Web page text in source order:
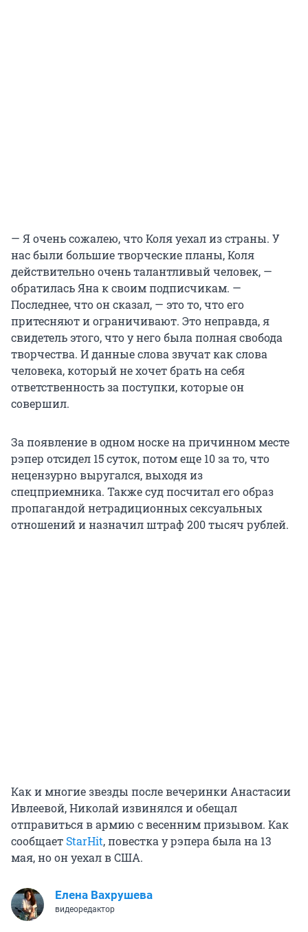
— Я очень сожалею, что Коля уехал из страны. У
нас были большие творческие планы, Коля
действительно очень талантливый человек, —
обратилась Яна к своим подписчикам. —
Последнее, что он сказал, — это то, что его
притесняют и ограничивают. Это неправда, я
свидетель этого, что у него была полная свобода
творчества. И данные слова звучат как слова
человека, который не хочет брать на себя
ответственность за поступки, которые он
совершил.
За появление в одном носке на причинном месте
рэпер отсидел 15 суток, потом еще 10 за то, что
нецензурно выругался, выходя из
спецприемника. Также суд посчитал его образ
пропагандой нетрадиционных сексуальных
отношений и назначил штраф 200 тысяч рублей.
Как и многие звезды после вечеринки Анастасии
Ивлеевой, Николай извинялся и обещал
отправиться в армию с весенним призывом. Как
сообщает StarHit, повестка у рэпера была на 13
мая, но он уехал в США.
Елена Вахрушева
видеоредактор